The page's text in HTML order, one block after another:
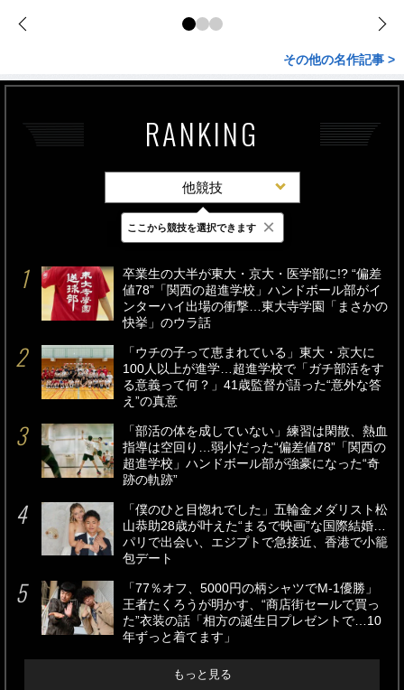
その他の名作記事 >
RANKING
他競技
最新 24時間 週間
卒業生の大半が東大・京大・医学部に!? “偏差
値78”「関西の超進学校」ハンドボール部がイ
ンターハイ出場の衝撃…東大寺学園「まさかの
快挙」のウラ話
「ウチの子って恵まれている」東大・京大に
100人以上が進学…超進学校で「ガチ部活をす
る意義って何？」41歳監督が語った“意外な答
え”の真意
「部活の体を成していない」練習は閑散、熱血
指導は空回り…弱小だった“偏差値78”「関西の
超進学校」ハンドボール部が強豪になった“奇
跡の軌跡”
「僕のひと目惚れでした」五輪金メダリスト松
山恭助28歳が叶えた“まるで映画”な国際結婚…
パリで出会い、エジプトで急接近、香港で小籠
包デート
「77％オフ、5000円の柄シャツでM-1優勝」
王者たくろうが明かす、“商店街セールで買っ
た”衣装の話「相方の誕生日プレゼントで…10
年ずっと着てます」
もっと見る
ここから競技を選択できます ×